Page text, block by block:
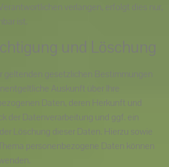
verlangen, erfolgt dies nur,
ist.
und Löschung
geltenden gesetzlichen Bestimmungen
Auskunft über Ihre
Daten, deren Herkunft und
der Datenverarbeitung und ggf. ein
Löschung dieser Daten. Hierzu sowie
personenbezogene Daten können